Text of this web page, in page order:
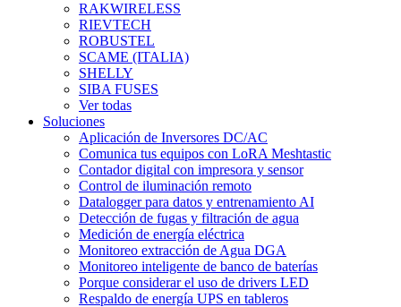
RAKWIRELESS
RIEVTECH
ROBUSTEL
SCAME (ITALIA)
SHELLY
SIBA FUSES
Ver todas
Soluciones
Aplicación de Inversores DC/AC
Comunica tus equipos con LoRA Meshtastic
Contador digital con impresora y sensor
Control de iluminación remoto
Datalogger para datos y entrenamiento AI
Detección de fugas y filtración de agua
Medición de energía eléctrica
Monitoreo extracción de Agua DGA
Monitoreo inteligente de banco de baterías
Porque considerar el uso de drivers LED
Respaldo de energía UPS en tableros